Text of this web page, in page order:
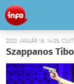
2020. JANUÁR 16. 14:05,
Szappanos